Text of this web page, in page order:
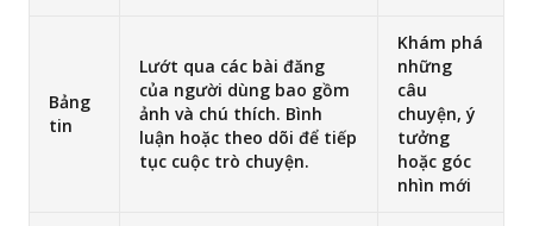
Bảng
tin
Lướt qua các bài đăng
của người dùng bao gồm
ảnh và chú thích. Bình
luận hoặc theo dõi để tiếp
tục cuộc trò chuyện.
Khám phá
những
câu
chuyện, ý
tưởng
hoặc góc
nhìn mới